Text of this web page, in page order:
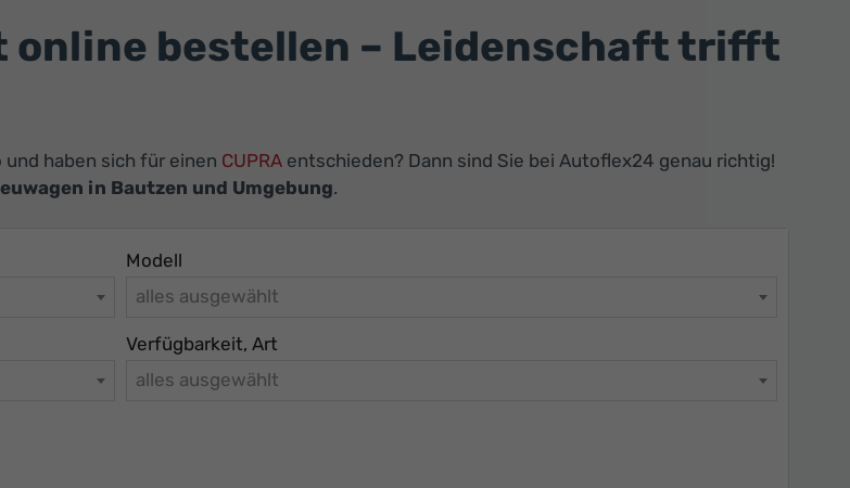
online bestellen – Leidenschaft trifft
haben sich für einen CUPRA entschieden? Dann sind Sie bei Autoflex24 genau richtig!
in Bautzen und Umgebung.
Modell
alles ausgewählt
Verfügbarkeit, Art
alles ausgewählt